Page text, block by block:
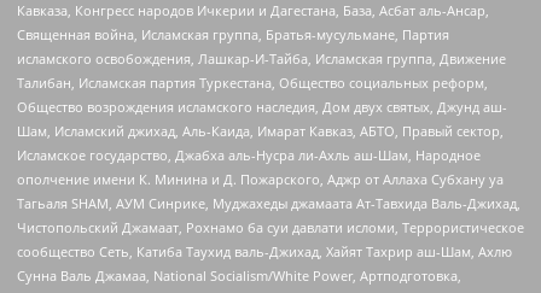
Кавказа, Конгресс народов Ичкерии и Дагестана, База, Асбат аль-Ансар,
Священная война, Исламская группа, Братья-мусульмане, Партия
исламского освобождения, Лашкар-И-Тайба, Исламская группа, Движение
Талибан, Исламская партия Туркестана, Общество социальных реформ,
Общество возрождения исламского наследия, Дом двух святых, Джунд аш-
Шам, Исламский джихад, Аль-Каида, Имарат Кавказ, АБТО, Правый сектор,
Исламское государство, Джабха аль-Нусра ли-Ахль аш-Шам, Народное
ополчение имени К. Минина и Д. Пожарского, Аджр от Аллаха Субхану уа
Тагьаля SHAM, АУМ Синрике, Муджахеды джамаата Ат-Тавхида Валь-Джихад,
Чистопольский Джамаат, Рохнамо ба суи давлати исломи, Террористическое
сообщество Сеть, Катиба Таухид валь-Джихад, Хайят Тахрир аш-Шам, Ахлю
Сунна Валь Джамаа, National Socialism/White Power, Артподготовка,